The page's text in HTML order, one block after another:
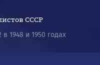
СССР
1948 и 1950 годах